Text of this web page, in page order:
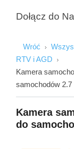
Dołącz do
Wróć
RTV i AGD
Kamera
samochodów
Kamera
do